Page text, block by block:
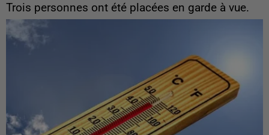
Trois personnes ont été placées en garde à vue.